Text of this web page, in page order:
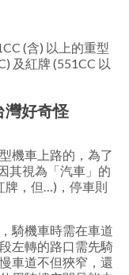
(含) 以上的重型
及紅牌 (551CC 以
灣好奇怪
車上路的，為了
其視為「汽車」的
牌，但…)，停車則
騎機車時需在車道
左轉的路口需先騎
車道不但狹窄，還